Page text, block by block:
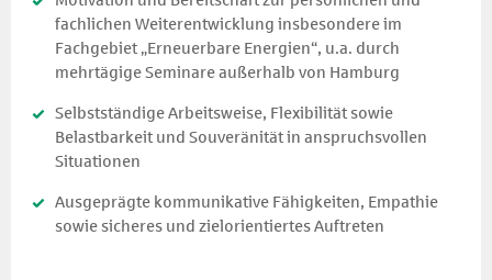
fachlichen Weiterentwicklung insbesondere im
Fachgebiet „Erneuerbare Energien“, u.a. durch
mehrtägige Seminare außerhalb von Hamburg
Selbstständige Arbeitsweise, Flexibilität sowie
Belastbarkeit und Souveränität in anspruchsvollen
Situationen
Ausgeprägte kommunikative Fähigkeiten, Empathie
sowie sicheres und zielorientiertes Auftreten